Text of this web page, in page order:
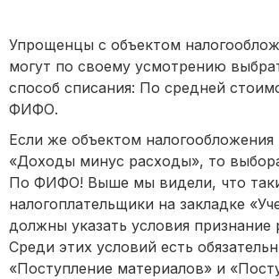
Упрощенцы с объектом
могут по своему усмотрению
способ списания: По средней
ФИФО.
Если же объектом налогообложения
«Доходы минус расходы», то
По ФИФО! Выше мы видели, что
налогоплательщики на закладке
должны указать условия признание
Среди этих условий есть
«Поступление материалов» и